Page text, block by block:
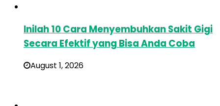
Inilah 10 Cara Menyembuhkan Sakit Gigi
Secara Efektif yang Bisa Anda Coba
August 1, 2026